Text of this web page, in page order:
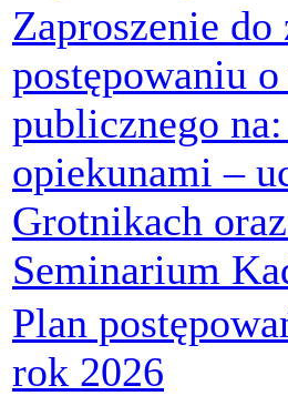
Zaproszenie
postępowaniu
publicznego
opiekunami –
Grotnikach
Seminarium
Plan
rok 2026